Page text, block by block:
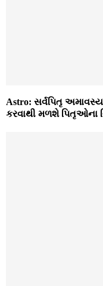
Astro: સર્વપિતૃ
કરવાથી મળશે પિતૃઓના